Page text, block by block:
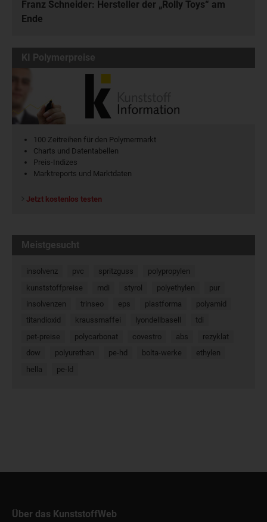
Franz Schneider: Hersteller der „Rolly Toys“ am
Ende
KI Polymerpreise
100 Zeitreihen für den Polymermarkt
Charts und Datentabellen
Preis-Indizes
Marktreports und Marktdaten
Jetzt kostenlos testen
Meistgesucht
insolvenz pvc spritzguss
polypropylen
kunststoffpreise
mdi styrol polyethylen
pur
insolvenzen
trinseo eps plastforma
polyamid
titandioxid
kraussmaffei lyondellbasell
tdi
pet-preise
polycarbonat covestro abs
rezyklat
dow
polyurethan pe-hd bolta-werke
ethylen
hella
pe-ld
Über das KunststoffWeb